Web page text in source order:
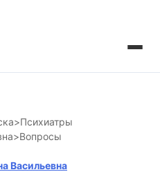
>Психиатры
>Вопросы
Васильевна